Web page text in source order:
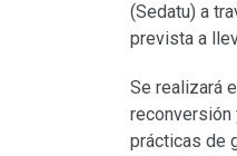
(Sedatu) a
prevista a
Se realizará
reconversión
prácticas de